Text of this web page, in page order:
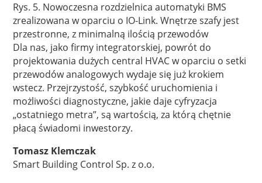
Rys. 5. Nowoczesna rozdzielnica automatyki BMS
zrealizowana w oparciu o IO-Link. Wnętrze szafy jest
przestronne, z minimalną ilością przewodów
Dla nas, jako firmy integratorskiej, powrót do
projektowania dużych central HVAC w oparciu o setki
przewodów analogowych wydaje się już krokiem
wstecz. Przejrzystość, szybkość uruchomienia i
możliwości diagnostyczne, jakie daje cyfryzacja
„ostatniego metra”, są wartością, za którą chętnie
płacą świadomi inwestorzy.
Tomasz Klemczak
Smart Building Control Sp. z o.o.